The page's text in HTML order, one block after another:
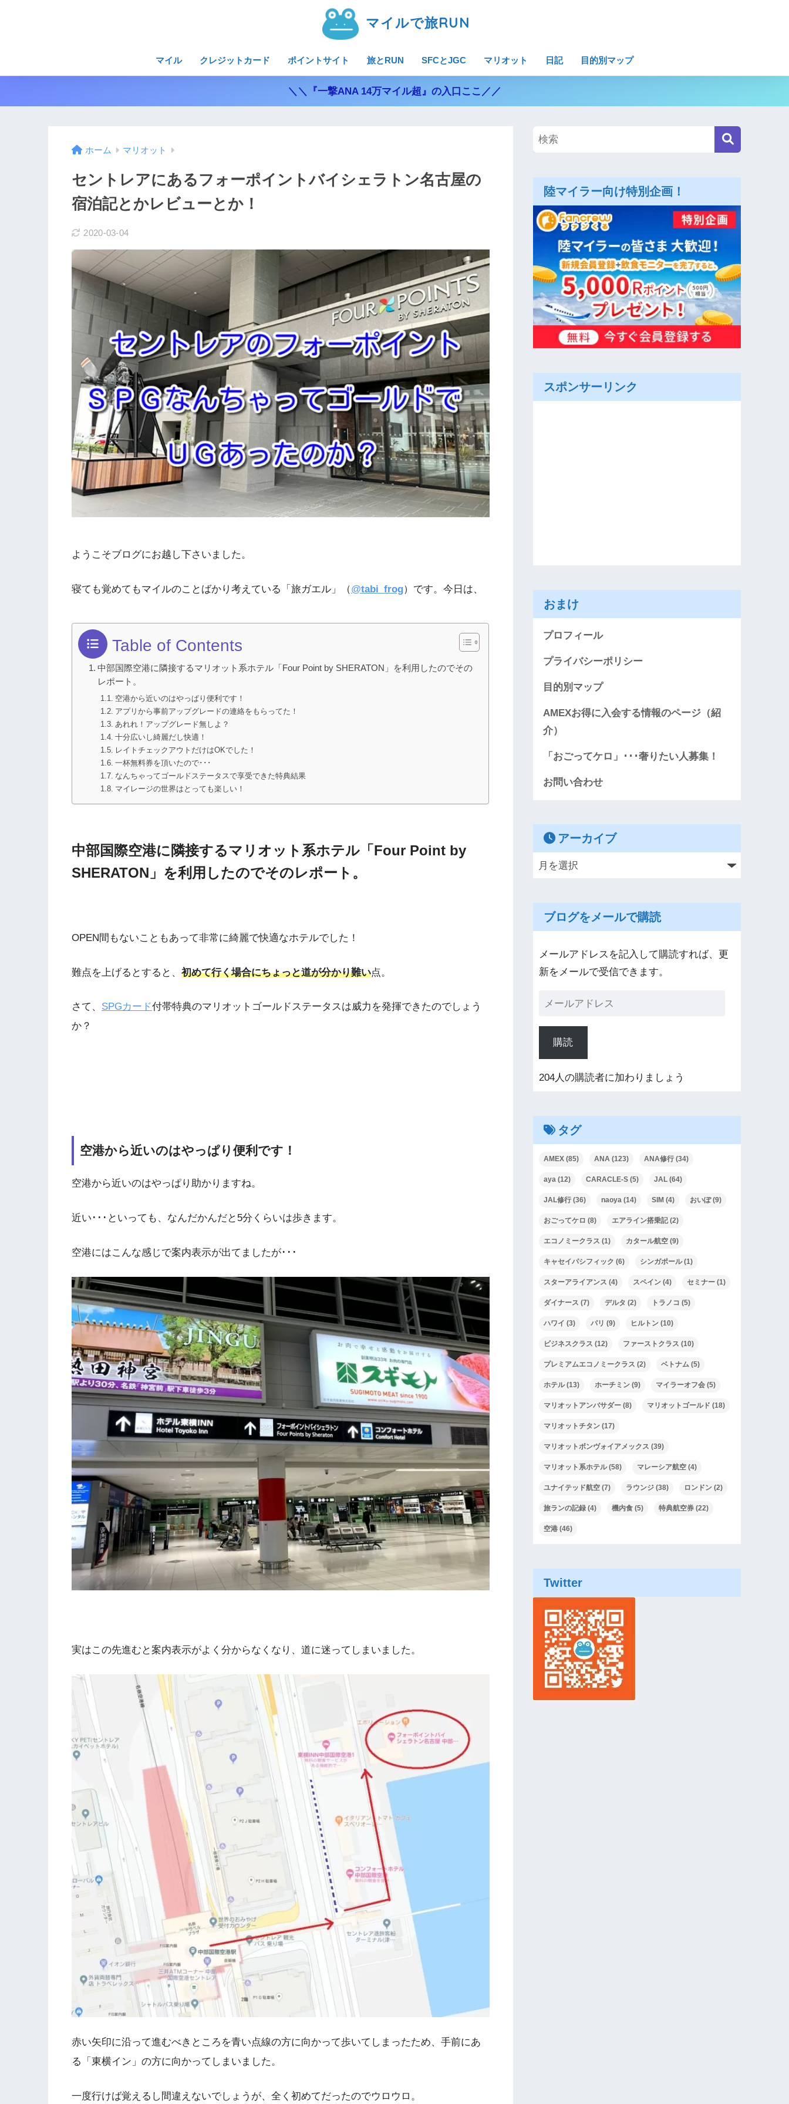
マイルで旅RUN
マイル クレジットカード ポイントサイト 旅とRUN SFCとJGC マリオット 日記 目的別マップ
＼＼『一撃ANA 14万マイル超』の入口ここ／／
ホーム マリオット
セントレアにあるフォーポイントバイシェラトン名古屋の
宿泊記とかレビューとか！
2020-03-04
ようこそブログにお越し下さいました。
寝ても覚めてもマイルのことばかり考えている「旅ガエル」（@tabi_frog）です。今日は、
Table of Contents
中部国際空港に隣接するマリオット系ホテル「Four Point by SHERATON」を利用したのでその
レポート。
空港から近いのはやっぱり便利です！
アプリから事前アップグレードの連絡をもらってた！
あれれ！アップグレード無しよ？
十分広いし綺麗だし快適！
レイトチェックアウトだけはOKでした！
一杯無料券を頂いたので･･･
なんちゃってゴールドステータスで享受できた特典結果
マイレージの世界はとっても楽しい！
中部国際空港に隣接するマリオット系ホテル「Four Point by
SHERATON」を利用したのでそのレポート。
OPEN間もないこともあって非常に綺麗で快適なホテルでした！
難点を上げるとすると、 初めて行く場合にちょっと道が分かり難い点。
さて、 SPGカード付帯特典のマリオットゴールドステータスは威力を発揮できたのでしょう
か？
空港から近いのはやっぱり便利です！
空港から近いのはやっぱり助かりますね。
近い･･･といっても、なんだかんだと5分くらいは歩きます。
空港にはこんな感じで案内表示が出てましたが･･･
実はこの先進むと案内表示がよく分からなくなり、道に迷ってしまいました。
赤い矢印に沿って進むべきところを青い点線の方に向かって歩いてしまったため、手前にあ
る「東横イン」の方に向かってしまいました。
一度行けば覚えるし間違えないでしょうが、全く初めてだったのでウロウロ。
陸マイラー向け特別企画！
スポンサーリンク
おまけ
プロフィール
プライバシーポリシー
目的別マップ
AMEXお得に入会する情報のページ（紹
介）
「おごってケロ」･･･奢りたい人募集！
お問い合わせ
アーカイブ
ブログをメールで購読
メールアドレスを記入して購読すれば、更
新をメールで受信できます。
購読
204人の購読者に加わりましょう
タグ
AMEX (85) ANA (123) ANA修行 (34)
aya (12) CARACLE-S (5) JAL (64)
JAL修行 (36) naoya (14) SIM (4) おいぽ(9)
おごってケロ (8) エアライン搭乗記(2)
エコノミークラス (1) カタール航空 (9)
キャセイパシフィック (6) シンガポール(1)
スターアライアンス (4) スペイン (4) セミナー (1)
ダイナース (7) デルタ (2) トラノコ (5)
ハワイ (3) パリ (9) ヒルトン (10)
ビジネスクラス (12) ファーストクラス (10)
プレミアムエコノミークラス (2) ベトナム (5)
ホテル(13) ホーチミン (9) マイラーオフ会 (5)
マリオットアンバサダー (8) マリオットゴールド (18)
マリオットチタン (17)
マリオットボンヴォイアメックス (39)
マリオット系ホテル(58) マレーシア航空 (4)
ユナイテッド航空 (7) ラウンジ (38) ロンドン (2)
旅ランの記録 (4) 機内食 (5) 特典航空券 (22)
空港 (46)
Twitter